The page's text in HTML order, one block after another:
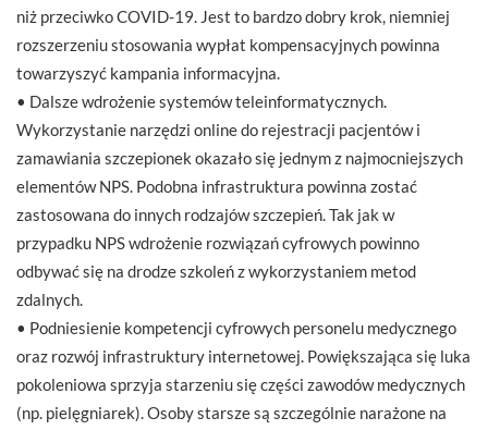
niż przeciwko COVID-19. Jest to bardzo dobry krok, niemniej
rozszerzeniu stosowania wypłat kompensacyjnych powinna
towarzyszyć kampania informacyjna.
• Dalsze wdrożenie systemów teleinformatycznych.
Wykorzystanie narzędzi online do rejestracji pacjentów i
zamawiania szczepionek okazało się jednym z najmocniejszych
elementów NPS. Podobna infrastruktura powinna zostać
zastosowana do innych rodzajów szczepień. Tak jak w
przypadku NPS wdrożenie rozwiązań cyfrowych powinno
odbywać się na drodze szkoleń z wykorzystaniem metod
zdalnych.
• Podniesienie kompetencji cyfrowych personelu medycznego
oraz rozwój infrastruktury internetowej. Powiększająca się luka
pokoleniowa sprzyja starzeniu się części zawodów medycznych
(np. pielęgniarek). Osoby starsze są szczególnie narażone na